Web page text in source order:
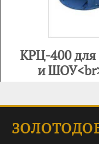
КРЦ-400 для
и